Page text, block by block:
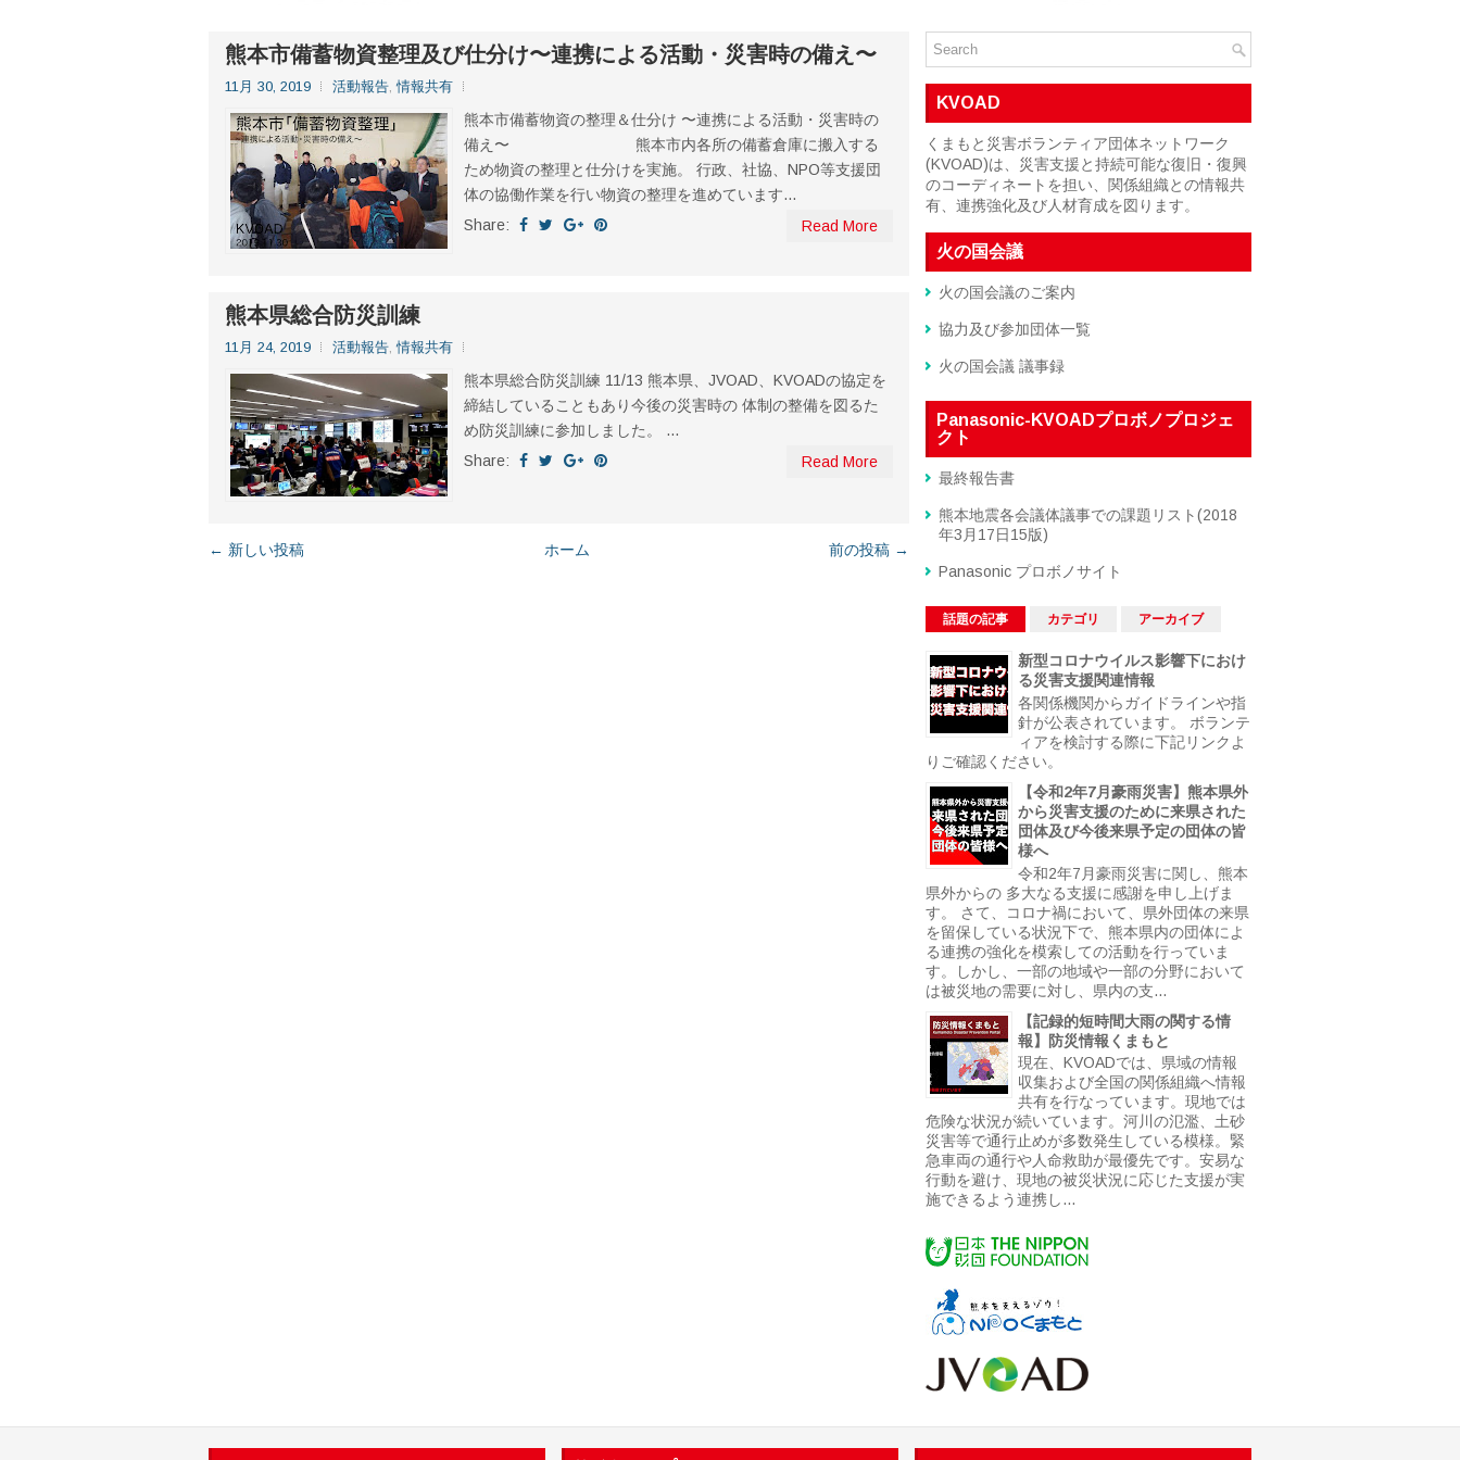
熊本市備蓄物資整理及び仕分け〜連携による活動・災害時の備え〜
11月 30, 2019 活動報告,情報共有
熊本市備蓄物資の整理＆仕分け 〜連携による活動・災害時の
備え〜 熊本市内各所の備蓄倉庫に搬入する
ため物資の整理と仕分けを実施。 行政、社協、NPO等支援団
体の協働作業を行い物資の整理を進めています...
Share:
Read More
熊本県総合防災訓練
11月 24, 2019 活動報告,情報共有
熊本県総合防災訓練 11/13 熊本県、JVOAD、KVOADの協定を
締結していることもあり今後の災害時の 体制の整備を図るた
め防災訓練に参加しました。 ...
Share:
Read More
← 新しい投稿 前の投稿 →
ホーム
KVOAD
くまもと災害ボランティア団体ネットワーク
(KVOAD)は、災害支援と持続可能な復旧・復興
のコーディネートを担い、関係組織との情報共
有、連携強化及び人材育成を図ります。
火の国会議
火の国会議のご案内
協力及び参加団体一覧
火の国会議 議事録
Panasonic-KVOADプロボノプロジェ
クト
最終報告書
熊本地震各会議体議事での課題リスト(2018
年3月17日15版)
Panasonic プロボノサイト
話題の記事 カテゴリ アーカイブ
新型コロナウイルス影響下におけ
る災害支援関連情報
各関係機関からガイドラインや指
針が公表されています。 ボランテ
ィアを検討する際に下記リンクよ
りご確認ください。
【令和2年7月豪雨災害】熊本県外
から災害支援のために来県された
団体及び今後来県予定の団体の皆
様へ
令和2年7月豪雨災害に関し、熊本
県外からの 多大なる支援に感謝を申し上げま
す。 さて、コロナ禍において、県外団体の来県
を留保している状況下で、熊本県内の団体によ
る連携の強化を模索しての活動を行っていま
す。しかし、一部の地域や一部の分野において
は被災地の需要に対し、県内の支...
【記録的短時間大雨の関する情
報】防災情報くまもと
現在、KVOADでは、県域の情報
収集および全国の関係組織へ情報
共有を行なっています。現地では
危険な状況が続いています。河川の氾濫、土砂
災害等で通行止めが多数発生している模様。緊
急車両の通行や人命救助が最優先です。安易な
行動を避け、現地の被災状況に応じた支援が実
施できるよう連携し...